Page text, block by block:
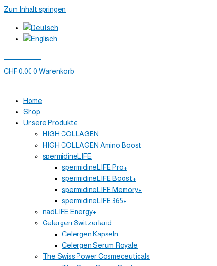
Zum Inhalt springen
CHF0.00 0 Warenkorb
Home
Shop
Unsere Produkte
HIGH COLLAGEN
HIGH COLLAGEN Amino Boost
spermidineLIFE
spermidineLIFE Pro+
spermidineLIFE Boost+
spermidineLIFE Memory+
spermidineLIFE 365+
nadLIFE Energy+
Celergen Switzerland
Celergen Kapseln
Celergen Serum Royale
The Swiss Power Cosmeceuticals